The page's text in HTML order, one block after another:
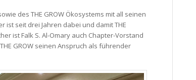
des THE GROW Ökosystems mit all seinen
ist seit drei Jahren dabei und damit THE
ist Falk S. Al-Omary auch Chapter-Vorstand
GROW seinen Anspruch als führender